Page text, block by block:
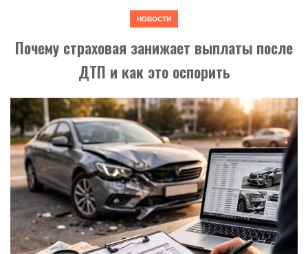
НОВОСТИ
Почему страховая занижает выплаты после
ДТП и как это оспорить